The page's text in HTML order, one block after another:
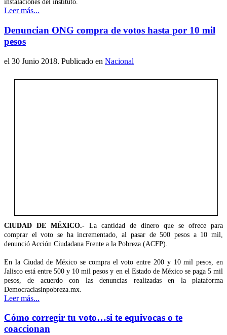
instalaciones del instituto.
Leer más...
Denuncian ONG compra de votos hasta por 10 mil
pesos
el 30 Junio 2018. Publicado en Nacional
CIUDAD DE MÉXICO.- La cantidad de dinero que se ofrece para
comprar el voto se ha incrementado, al pasar de 500 pesos a 10 mil,
denunció Acción Ciudadana Frente a la Pobreza (ACFP).
En la Ciudad de México se compra el voto entre 200 y 10 mil pesos, en
Jalisco está entre 500 y 10 mil pesos y en el Estado de México se paga 5 mil
pesos, de acuerdo con las denuncias realizadas en la plataforma
Democraciasinpobreza.mx.
Leer más...
Cómo corregir tu voto…si te equivocas o te
coaccionan